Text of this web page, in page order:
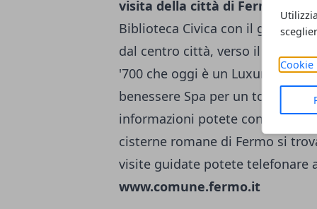
Cookie
visita della città di Fermo
Biblioteca Civica con il globo di
dal centro città, verso il mare,
'700 che oggi è un Luxury
benessere Spa per un total
informazioni potete consultare
cisterne romane di Fermo si
visite guidate potete telefonare
www.comune.fermo.it